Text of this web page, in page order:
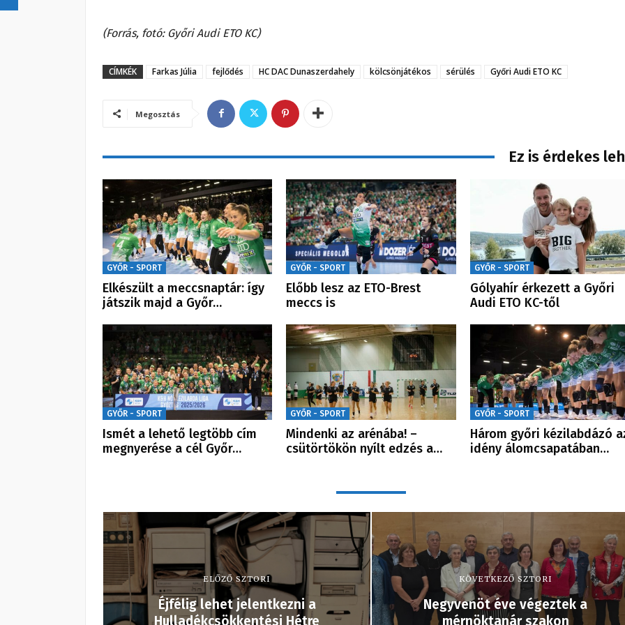
(Forrás, fotó: Győri Audi ETO KC)
CÍMKÉK Farkas Júlia fejlődés HC DAC Dunaszerdahely kölcsönjátékos sérülés Győri Audi ETO KC
Megosztás
Ez is érdekes
GYŐR - SPORT
Elkészült a meccsnaptár: így
játszik majd a Győr…
GYŐR - SPORT
Előbb lesz az ETO-Brest
meccs is
GYŐR - SPORT
Gólyahír érkezett a Győri
Audi ETO KC-től
GYŐR - SPORT
Ismét a lehető legtöbb cím
megnyerése a cél Győr…
GYŐR - SPORT
Mindenki az arénába! –
csütörtökön nyílt edzés a…
GYŐR - SPORT
Három győri kézilabdázó
idény álomcsapatában…
ELŐZŐ SZTORI
Éjfélig lehet jelentkezni a
Hulladékcsökkentési Hétre
KÖVETKEZŐ SZTORI
Negyvenöt éve végeztek a
mérnöktanár szakon